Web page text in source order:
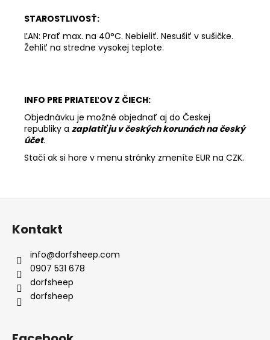
STAROSTLIVOSŤ:
ĽAN: Prať max. na 40°C. Nebieliť. Nesušiť v sušičke.
Žehliť na stredne vysokej teplote.
INFO PRE PRIATEĽOV Z ČIECH:
Objednávku je možné objednať aj do Českej
republiky a zaplatiť ju v českých korunách na český
účet.
Stačí ak si hore v menu stránky zmeníte EUR na CZK.
Z
Kontakt
info@dorfsheep.com
0907 531 678
dorfsheep
dorfsheep